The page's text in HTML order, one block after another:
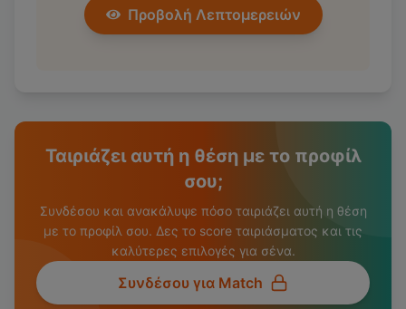
Προβολή Λεπτομερειών
Ταιριάζει αυτή η θέση με το προφίλ
σου;
Συνδέσου και ανακάλυψε πόσο ταιριάζει αυτή η θέση
με το προφίλ σου. Δες το score ταιριάσματος και τις
καλύτερες επιλογές για σένα.
Συνδέσου για Match